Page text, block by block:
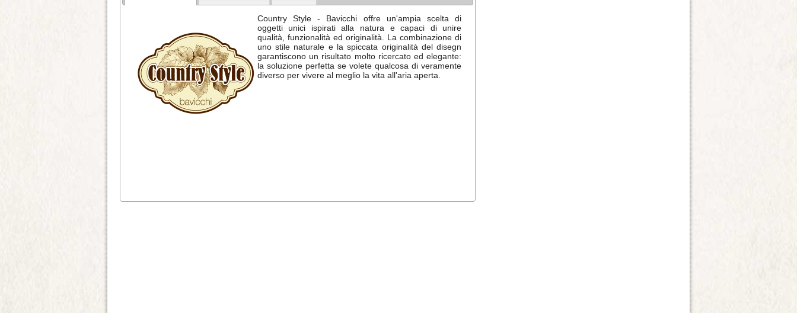
Country Style - Bavicchi offre un'ampia scelta di
oggetti unici ispirati alla natura e capaci di unire
qualità, funzionalità ed originalità. La combinazione di
uno stile naturale e la spiccata originalità del disegn
garantiscono un risultato molto ricercato ed elegante:
la soluzione perfetta se volete qualcosa di veramente
diverso per vivere al meglio la vita all'aria aperta.